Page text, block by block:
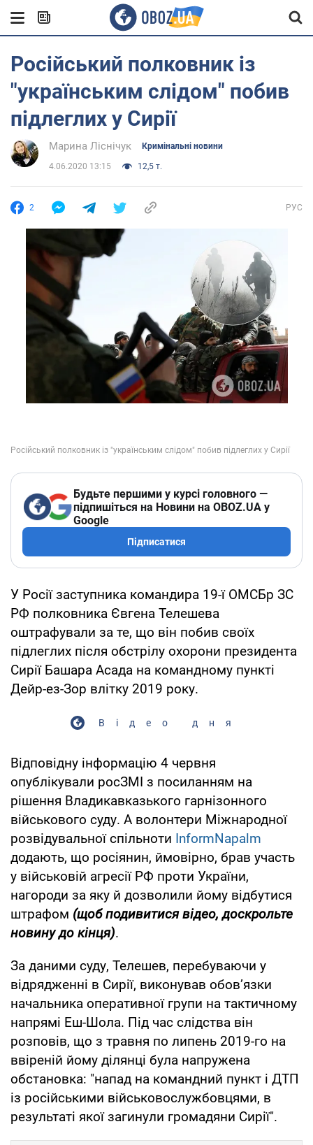
Російський полковник із
"українським слідом" побив
підлеглих у Сирії
Марина Ліснічук Кримінальні новини
4.06.2020 13:15 12,5 т.
2 РУС
Будьте першими у курсі головного —
підпишіться на Новини на OBOZ.UA у
Google
Підписатися
У Росії заступника командира 19-ї ОМСБр ЗС
РФ полковника Євгена Телешева
оштрафували за те, що він побив своїх
підлеглих після обстрілу охорони президента
Сирії Башара Асада на командному пункті
Дейр-ез-Зор влітку 2019 року.
Відео дня
Відповідну інформацію 4 червня
опублікували росЗМІ з посиланням на
рішення Владикавказького гарнізонного
військового суду. А волонтери Міжнародної
розвідувальної спільноти InformNapalm
додають, що росіянин, ймовірно, брав участь
у військовій агресії РФ проти України,
нагороди за яку й дозволили йому відбутися
штрафом (щоб подивитися відео, доскрольте
новину до кінця).
За даними суду, Телешев, перебуваючи у
відрядженні в Сирії, виконував обов’язки
начальника оперативної групи на тактичному
напрямі Еш-Шола. Під час слідства він
розповів, що з травня по липень 2019-го на
ввіреній йому ділянці була напружена
обстановка: "напад на командний пункт і ДТП
із російськими військовослужбовцями, в
результаті якої загинули громадяни Сирії".